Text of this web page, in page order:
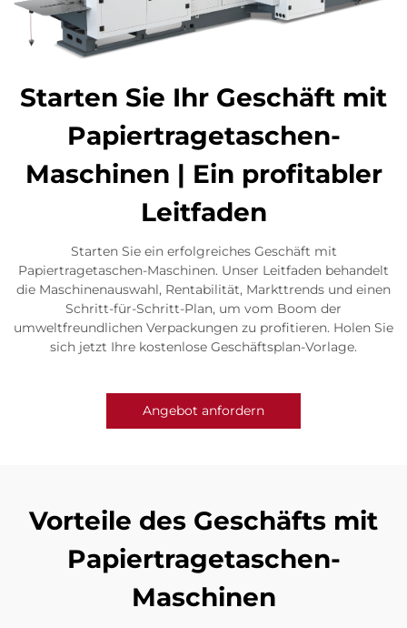
Kontakt
FAQ
Starten Sie Ihr Geschäft mit
Papiertragetaschen-
Maschinen | Ein profitabler
Leitfaden
Starten Sie ein erfolgreiches Geschäft mit
Papiertragetaschen-Maschinen. Unser Leitfaden behandelt
die Maschinenauswahl, Rentabilität, Markttrends und einen
Schritt-für-Schritt-Plan, um vom Boom der
umweltfreundlichen Verpackungen zu profitieren. Holen Sie
sich jetzt Ihre kostenlose Geschäftsplan-Vorlage.
Angebot anfordern
Vorteile des Geschäfts mit
Papiertragetaschen-
Maschinen